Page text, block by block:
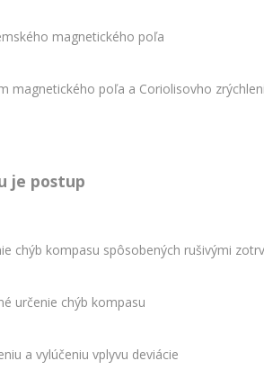
magnetického poľa
magnetického poľa a Coriolisovho
je postup
chýb kompasu spôsobených rušivými
určenie chýb kompasu
a vylúčeniu vplyvu deviácie